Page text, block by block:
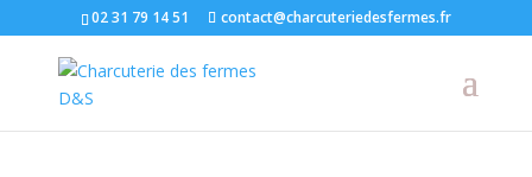
02 31 79 14 51 contact@charcuteriedesfermes.fr